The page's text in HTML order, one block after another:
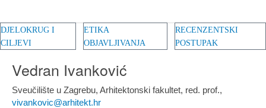
DJELOKRUG I
CILJEVI
ETIKA
OBJAVLJIVANJA
RECENZENTSKI
POSTUPAK
Vedran Ivanković
Sveučilište u Zagrebu, Arhitektonski fakultet, red. prof.,
vivankovic@arhitekt.hr